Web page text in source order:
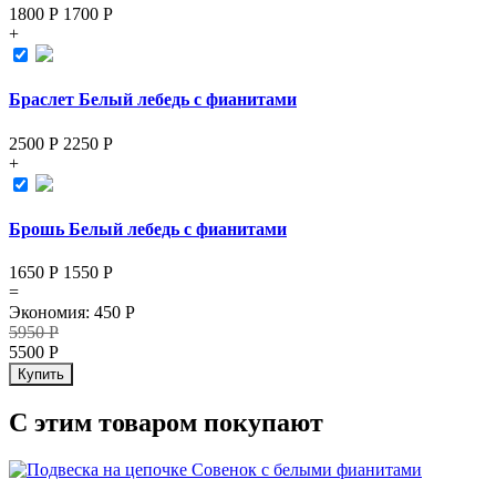
1800 Р 1700 Р
+
Браслет Белый лебедь с фианитами
2500 Р 2250 Р
+
Брошь Белый лебедь с фианитами
1650 Р 1550 Р
=
Экономия: 450 Р
5950Р
5500 Р
Купить
С этим товаром покупают